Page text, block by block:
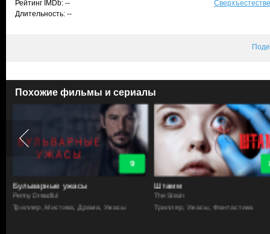
Рейтинг IMDb: --
Длительность: --
Похожие фильмы и сериалы
8.9
Штамм
The Strain
Триллер, Ужасы, Фантастика
Готэм
Gotham
Криминал, Боевик, Комиксы,